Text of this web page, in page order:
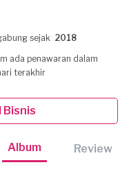
sejak 2018
ada penawaran dalam
terakhir
Bisnis
Album Review